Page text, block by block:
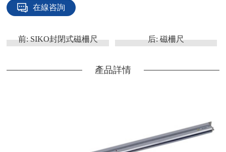
在線咨詢
前:SIKO封閉式磁柵尺 后:磁柵尺
產品詳情